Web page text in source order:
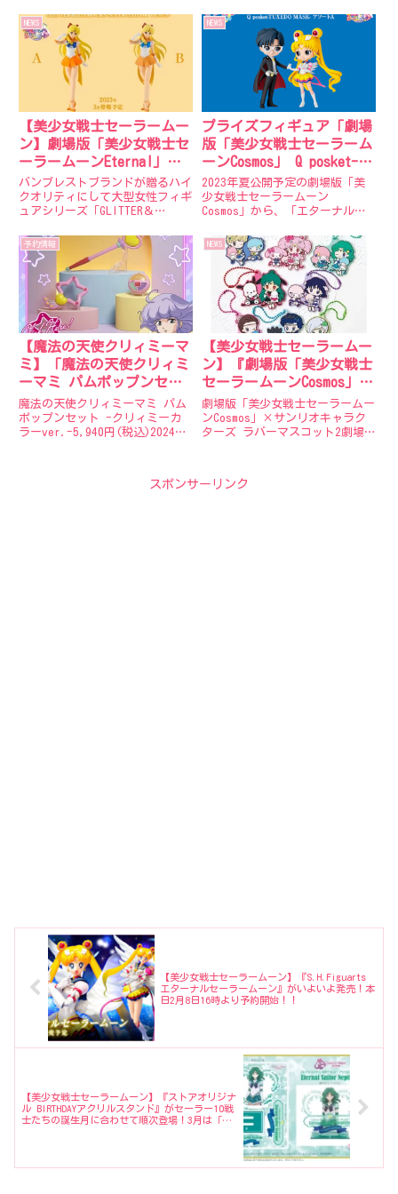
ースや、総柄のニットアイテムな
ど。詳細は後日公開されます。
Amazonで「劇場版 美少女戦士セ
ーラームーンEte...
て、 また2022年8月10日(水)よ
りオフィシャルファンクラブ、セ
ーラームーンストアオンラインに
て『作品30周年...
NEWS
【美少女戦士セーラームー
ン】劇場版「美少女戦士セ
ーラームーンEternal」
GLITTER＆GLAMOURS-SUPER
SAILOR VENUS-2023年3月
登場予定！
バンプレストブランドが贈るハイ
クオリティにして大型女性フィギ
ュアシリーズ「GLITTER＆
「スーパーセーラーヴィーナス」
がクレーンゲーム用景品として登
場予定！髪をなびかせた可憐なポ
ーズをスーパー化した...
NEWS
プライズフィギュア「劇場
版「美少女戦士セーラーム
ーンCosmos」 Q posket-
ETERNAL SAILOR MOON- / -
TUXEDO MASK-」が2023年4
月登場。
2023年夏公開予定の劇場版「美
少女戦士セーラームーン
Cosmos」から、「エターナルセ
面」が初のQ posketで登場。劇
場版「美少女戦士セーラームーン
Cosmos」Q posket エターナル
セーラームーン...
予約情報
【魔法の天使クリィミーマ
ミ】「魔法の天使クリィミ
ーマミ パムポップンセッ
ト -クリィミーカラー
ver.-」2024年3月発売。
魔法の天使クリィミーマミ パム
ポップンセット -クリィミーカ
ラーver.-5,940円(税込)2024年
リィミーカラーver.-」を見る
NEWS
【美少女戦士セーラームー
ン】『劇場版「美少女戦士
セーラームーンCosmos」×
サンリオキャラクターズ
ラバーマスコット2』12月
登場♪
劇場版「美少女戦士セーラームー
ンCosmos」×サンリオキャラク
ターズ ラバーマスコット2劇場
ラバーマスコット第2弾が登場
スポンサーリンク
【美少女戦士セーラームーン】『S.H.Figuarts
エターナルセーラームーン』がいよいよ発売！本
日2月8日16時より予約開始！！
【美少女戦士セーラームーン】『ストアオリジナ
ル BIRTHDAYアクリルスタンド』がセーラー10戦
士たちの誕生月に合わせて順次登場！3月は「エ